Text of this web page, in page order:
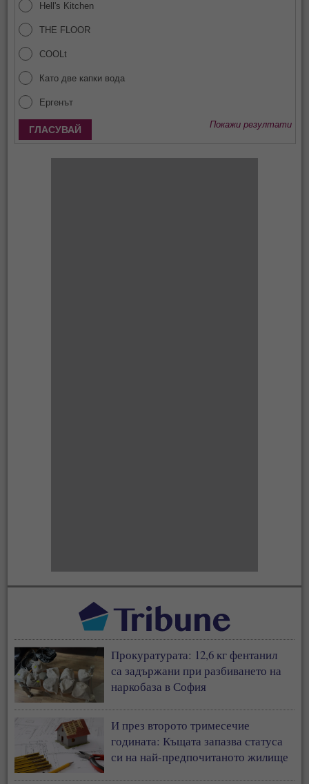
Hell's Kitchen
THE FLOOR
COOLt
Като две капки вода
Ергенът
Покажи резултати
Прокуратурата: 12,6 кг фентанил
са задържани при разбиването на
наркобаза в София
И през второто тримесечие
годината: Къщата запазва статуса
си на най-предпочитаното жилище